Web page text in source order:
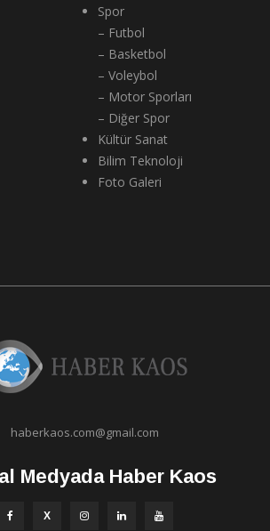
Spor
– Futbol
– Basketbol
– Voleybol
– Motor Sporları
– Diğer Spor
Kültür Sanat
Bilim Teknoloji
Foto Galeri
haberkaos.com@gmail.com
Medyada Haber Kaos